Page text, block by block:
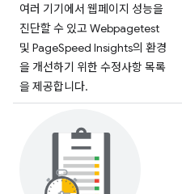
여러 기기에서 웹페이지 성능을
진단할 수 있고 Webpagetest
및 PageSpeed Insights의 환경
을 개선하기 위한 수정사항 목록
을 제공합니다.